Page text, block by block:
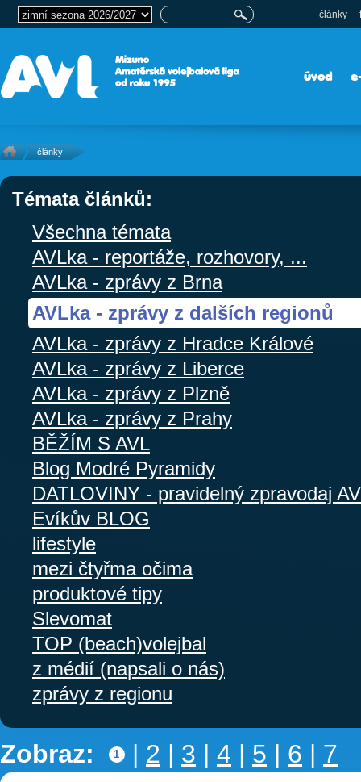
články
úvod
články
Témata článků:
Všechna témata
AVLka - reportáže, rozhovory, ...
AVLka - zprávy z Brna
AVLka - zprávy z dalších regionů
AVLka - zprávy z Hradce Králové
AVLka - zprávy z Liberce
AVLka - zprávy z Plzně
AVLka - zprávy z Prahy
BĚŽÍM S AVL
Blog Modré Pyramidy
DATLOVINY - pravidelný zpravodaj
Evíkův BLOG
lifestyle
mezi čtyřma očima
produktové tipy
Slevomat
TOP (beach)volejbal
z médií (napsali o nás)
zprávy z regionu
Zobraz: 1 | 2 | 3 | 4 | 5 | 6 | 7